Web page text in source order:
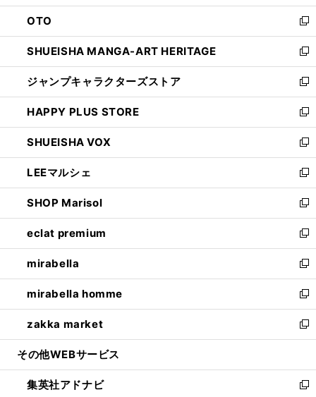
ウ
で
開
く
ン
ド
ウ
で
開
く
OTO
新
し
い
ウ
ィ
ン
ド
ウ
で
開
く
SHUEISHA MANGA-ART HERITAGE
新
し
い
ウ
ィ
ン
ド
ウ
で
開
く
ジャンプキャラクターズストア
新
し
い
ウ
ィ
ン
ド
ウ
で
開
く
HAPPY PLUS STORE
新
し
い
ウ
ィ
ン
ド
ウ
で
開
く
SHUEISHA VOX
新
し
い
ウ
ィ
ン
ド
ウ
で
開
く
LEEマルシェ
新
し
い
ウ
ィ
ン
ド
ウ
で
開
く
SHOP Marisol
新
し
い
ウ
ィ
ン
ド
ウ
で
開
eclat premium
新
し
い
ウ
ィ
ン
ド
ウ
開
く
mirabella
新
し
い
ウ
ィ
ン
ウ
で
mirabella homme
新
し
い
ウ
ン
ド
zakka market
新
し
ウ
ィ
その他WEBサービス
集英社アドナビ
新